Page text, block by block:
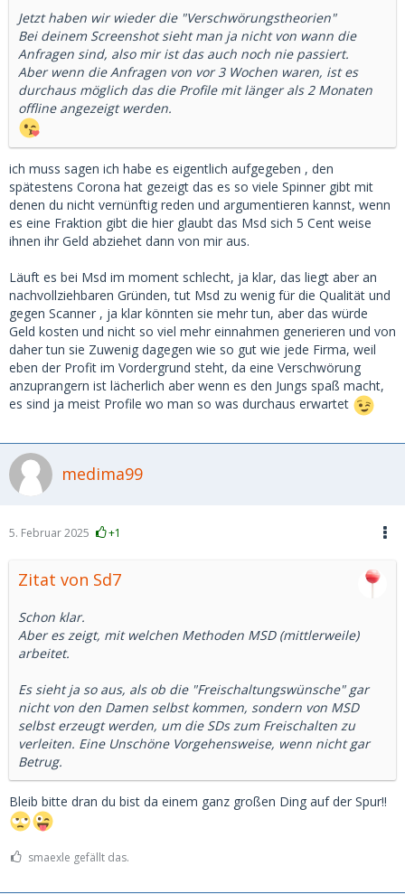
Jetzt haben wir wieder die "Verschwörungstheorien"
Bei deinem Screenshot sieht man ja nicht von wann die
Anfragen sind, also mir ist das auch noch nie passiert.
Aber wenn die Anfragen von vor 3 Wochen waren, ist es
durchaus möglich das die Profile mit länger als 2 Monaten
offline angezeigt werden.
ich muss sagen ich habe es eigentlich aufgegeben , den
spätestens Corona hat gezeigt das es so viele Spinner gibt mit
denen du nicht vernünftig reden und argumentieren kannst, wenn
es eine Fraktion gibt die hier glaubt das Msd sich 5 Cent weise
ihnen ihr Geld abziehet dann von mir aus.
Läuft es bei Msd im moment schlecht, ja klar, das liegt aber an
nachvollziehbaren Gründen, tut Msd zu wenig für die Qualität und
gegen Scanner , ja klar könnten sie mehr tun, aber das würde
Geld kosten und nicht so viel mehr einnahmen generieren und von
daher tun sie Zuwenig dagegen wie so gut wie jede Firma, weil
eben der Profit im Vordergrund steht, da eine Verschwörung
anzuprangern ist lächerlich aber wenn es den Jungs spaß macht,
es sind ja meist Profile wo man so was durchaus erwartet
medima99
5. Februar 2025 +1
Zitat von Sd7
Schon klar.
Aber es zeigt, mit welchen Methoden MSD (mittlerweile)
arbeitet.
Es sieht ja so aus, als ob die "Freischaltungswünsche" gar
nicht von den Damen selbst kommen, sondern von MSD
selbst erzeugt werden, um die SDs zum Freischalten zu
verleiten. Eine Unschöne Vorgehensweise, wenn nicht gar
Betrug.
Bleib bitte dran du bist da einem ganz großen Ding auf der Spur!!
smaexle gefällt das.